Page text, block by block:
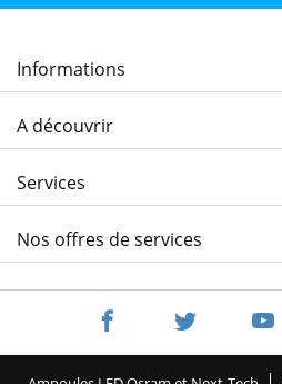
Informations
A découvrir
Services
Nos offres de services